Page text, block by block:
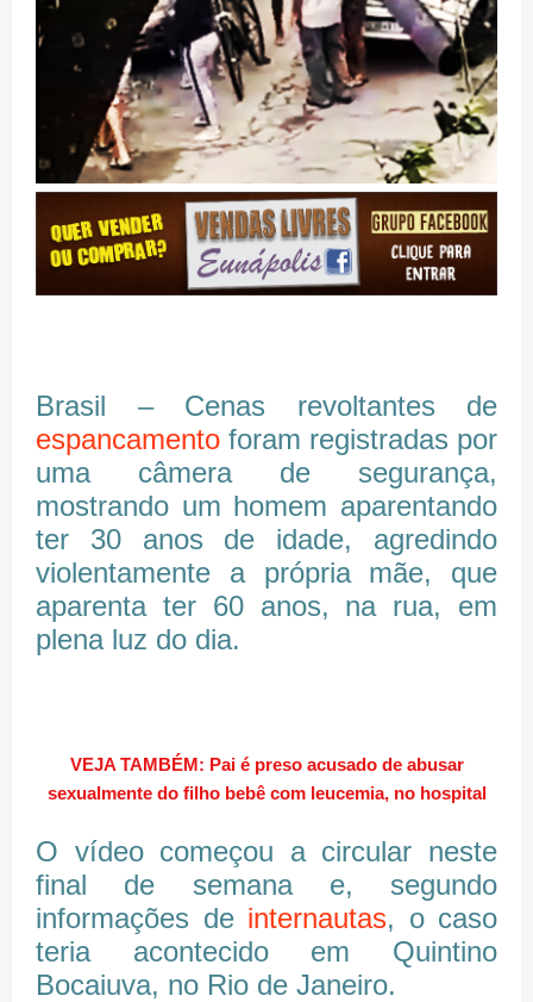
Brasil – Cenas revoltantes de
espancamento foram registradas por
uma câmera de segurança,
mostrando um homem aparentando
ter 30 anos de idade, agredindo
violentamente a própria mãe, que
aparenta ter 60 anos, na rua, em
plena luz do dia.
VEJA TAMBÉM: Pai é preso acusado de abusar
sexualmente do filho bebê com leucemia, no hospital
O vídeo começou a circular neste
final de semana e, segundo
informações de internautas, o caso
teria acontecido em Quintino
Bocaiuva, no Rio de Janeiro.